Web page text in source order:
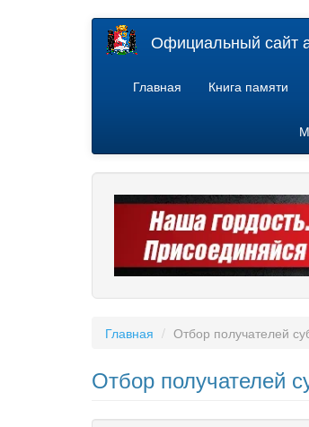
Официальный сайт
Главная Книга памяти
Главная Отбор получателей
Отбор получателей